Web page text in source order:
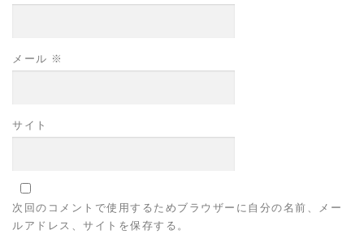
メール ※
サイト
次回のコメントで使用するためブラウザーに自分の名前、メー
ルアドレス、サイトを保存する。